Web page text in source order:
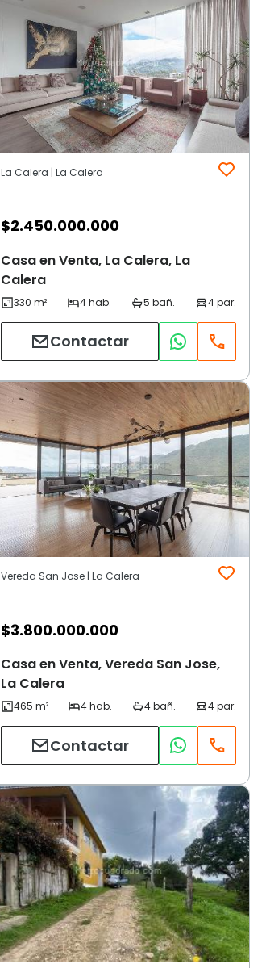
La Calera | La Calera
$2.450.000.000
Casa en Venta, La Calera, La
Calera
Contactar
Vereda San Jose | La Calera
$3.800.000.000
Casa en Venta, Vereda San Jose,
La Calera
Contactar